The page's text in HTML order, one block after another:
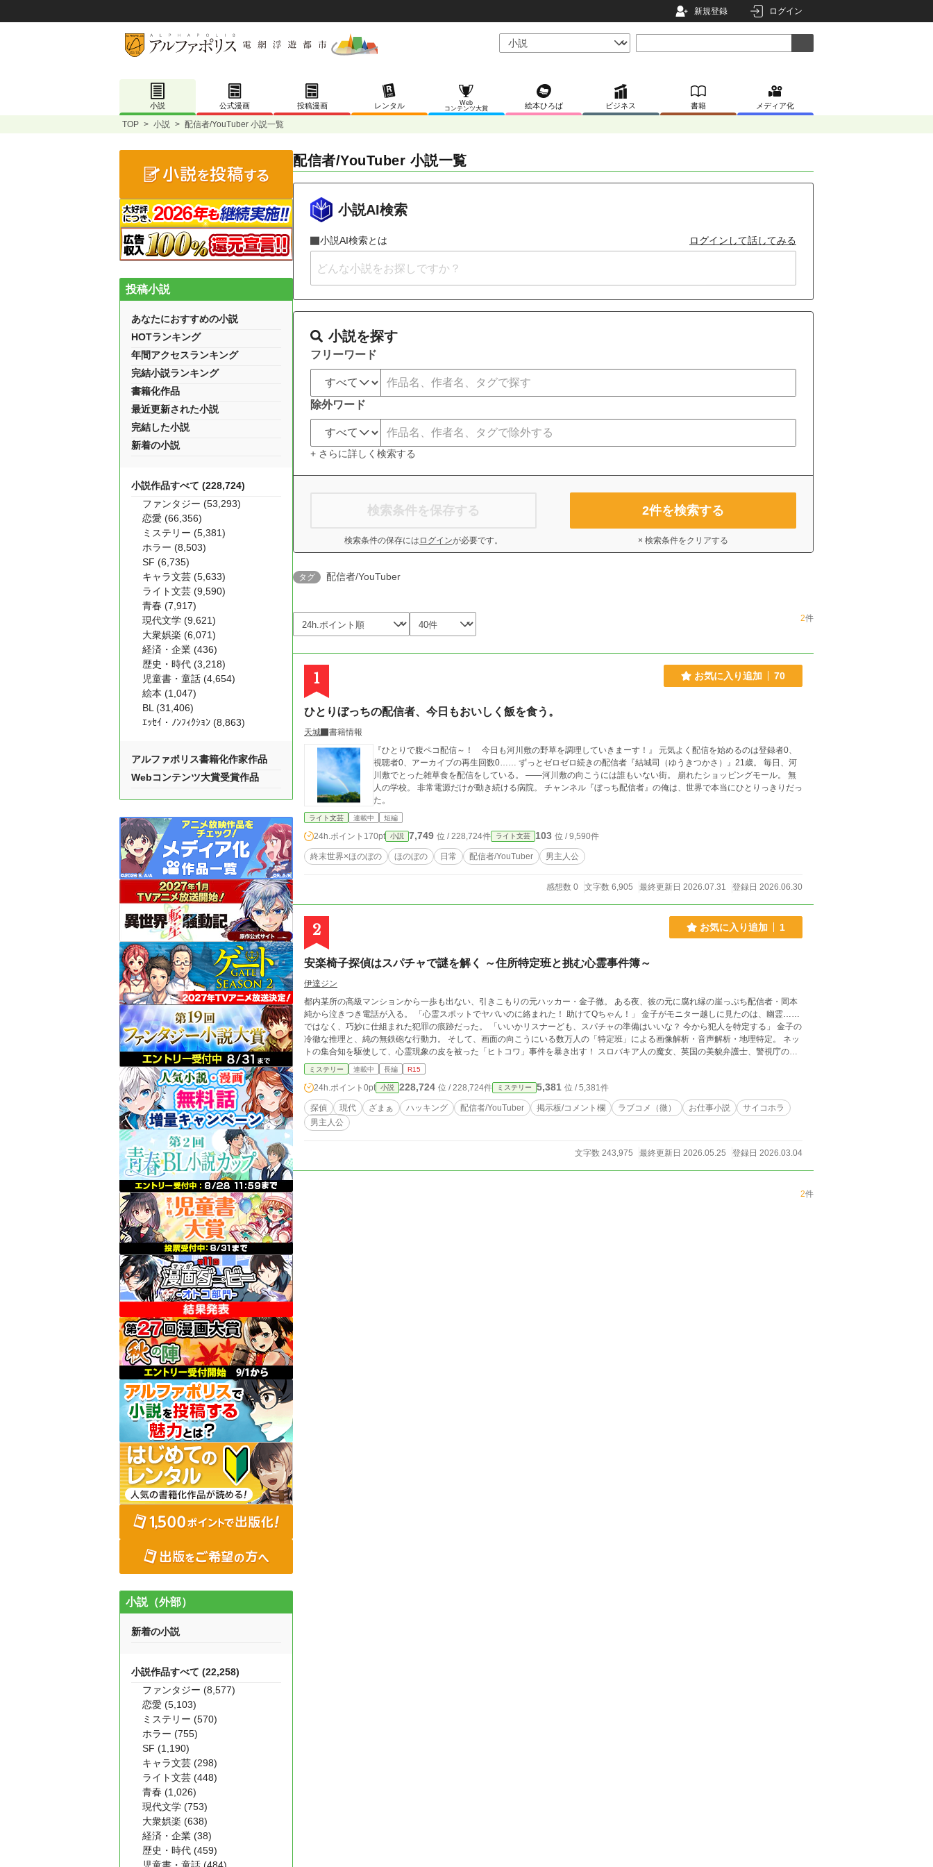
新規登録 ログイン
小説 公式漫画 投稿漫画 レンタル
Web
コンテンツ大賞
絵本ひろば ビジネス 書籍 メディア化
TOP > 小説 > 配信者/YouTuber 小説一覧
配信者/YouTuber 小説一覧
小説AI検索
小説AI検索とは ログインして話してみる
小説を探す
フリーワード
除外ワード
+ さらに詳しく検索する
検索条件を保存する
検索条件の保存には ログインが必要です。
2件を検索する
× 検索条件をクリアする
タグ 配信者/YouTuber
2件
1 お気に入り追加 70
ひとりぼっちの配信者、今日もおいしく飯を食う。
天城
書籍情報
『ひとりで腹ペコ配信～！ 今日も河川敷の野草を調理していきまーす！』 元気よく配信を始めるのは登録者0、
視聴者0、アーカイブの再生回数0…… ずっとゼロゼロ続きの配信者『結城司（ゆうきつかさ）』21歳。 毎日、河
川敷でとった雑草食を配信をしている。 ――河川敷の向こうには誰もいない街。 崩れたショッピングモール。 無
人の学校。 非常電源だけが動き続ける病院。 チャンネル『ぼっち配信者』の俺は、世界で本当にひとりっきりだっ
た。
ライト文芸 連載中 短編
24h.ポイント 170pt 小説 7,749 位 / 228,724件 ライト文芸 103 位 / 9,590件
終末世界×ほのぼの ほのぼの 日常 配信者/YouTuber 男主人公
感想数 0 文字数 6,905 最終更新日 2026.07.31 登録日 2026.06.30
2 お気に入り追加 1
安楽椅子探偵はスパチャで謎を解く ～住所特定班と挑む心霊事件簿～
伊達ジン
都内某所の高級マンションから一歩も出ない、引きこもりの元ハッカー・金子徹。 ある夜、彼の元に腐れ縁の崖っぷち配信者・岡本
純から泣きつき電話が入る。 「心霊スポットでヤバいのに絡まれた！ 助けてQちゃん！」 金子がモニター越しに見たのは、幽霊……
ではなく、巧妙に仕組まれた犯罪の痕跡だった。 「いいかリスナーども、スパチャの準備はいいな？ 今から犯人を特定する」 金子の
冷徹な推理と、純の無鉄砲な行動力。 そして、画面の向こうにいる数万人の「特定班」による画像解析・音声解析・地理特定。 ネッ
トの集合知を駆使して、心霊現象の皮を被った「ヒトコワ」事件を暴き出す！ スロバキア人の魔女、英国の美貌弁護士、警視庁の氷
の女刑事など、一癖も二癖もある大人の美女たちを巻き込み、今夜も命がけの配信が始まる。
ミステリー 連載中 長編 R15
24h.ポイント 0pt 小説 228,724 位 / 228,724件 ミステリー 5,381 位 / 5,381件
探偵 現代 ざまぁ ハッキング 配信者/YouTuber 掲示板/コメント欄 ラブコメ（微） お仕事小説
サイコホラ
男主人公
文字数 243,975 最終更新日 2026.05.25 登録日 2026.03.04
2件
投稿小説
あなたにおすすめの小説
HOTランキング
年間アクセスランキング
完結小説ランキング
書籍化作品
最近更新された小説
完結した小説
新着の小説
小説作品すべて (228,724)
ファンタジー (53,293)
恋愛 (66,356)
ミステリー (5,381)
ホラー (8,503)
SF (6,735)
キャラ文芸 (5,633)
ライト文芸 (9,590)
青春 (7,917)
現代文学 (9,621)
大衆娯楽 (6,071)
経済・企業 (436)
歴史・時代 (3,218)
児童書・童話 (4,654)
絵本 (1,047)
BL (31,406)
ｴｯｾｲ・ﾉﾝﾌｨｸｼｮﾝ (8,863)
アルファポリス書籍化作家作品
Webコンテンツ大賞受賞作品
小説（外部）
新着の小説
小説作品すべて (22,258)
ファンタジー (8,577)
恋愛 (5,103)
ミステリー (570)
ホラー (755)
SF (1,190)
キャラ文芸 (298)
ライト文芸 (448)
青春 (1,026)
現代文学 (753)
大衆娯楽 (638)
経済・企業 (38)
歴史・時代 (459)